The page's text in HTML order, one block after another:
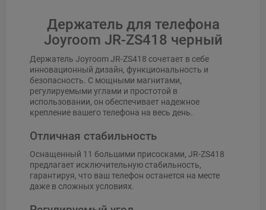
Держатель для телефона
Joyroom JR-ZS418 черный
Держатель Joyroom JR-ZS418 сочетает в себе
инновационный дизайн, функциональность и
безопасность. С мощными магнитами,
регулируемыми углами и простотой в
использовании, он обеспечивает надежное
крепление вашего телефона на весь день.
Отличная стабильность
Оснащенный 11 большими присосками, JR-ZS418
предлагает исключительную стабильность,
гарантируя, что ваш телефон останется на месте
даже в сложных условиях.